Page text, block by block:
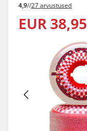
4,9//27 arvustused
EUR 38,95